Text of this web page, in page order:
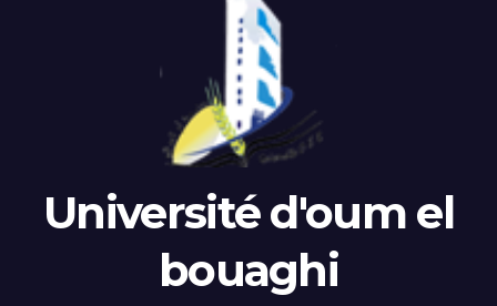
Université d'oum el
bouaghi